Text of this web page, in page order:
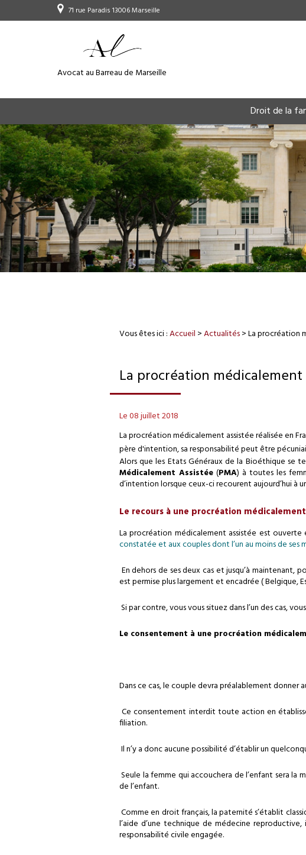
71 rue Paradis 13006 Marseille
Avocat au Barreau de Marseille
Droit de la
Vous êtes ici :Accueil >Actualités> La procréation
La procréation
Le 08 juillet 2018
La procréation médicalement assistée réalisée en
père d'intention, sa responsabilité peut être
Alors que les Etats Généraux de la Bioéthique se
Médicalement Assistée(PMA) à toutes les
d’intention lorsque ceux-ci recourent aujourd’hui à
Le recours à une procréation
La procréation médicalement assistée est ouverte
constatée et aux couples dont l’un au moins de ses
En dehors de ses deux cas et jusqu’à maintenant,
est permise plus largement et encadrée ( Belgique,
Si par contre, vous vous situez dans l’un des cas,
Le consentement à une procréation
Dans ce cas, le couple devra préalablement donner
Ce consentement interdit toute action en
filiation.
Il n’y a donc aucune possibilité d’établir un
Seule la femme qui accouchera de l’enfant sera
de l’enfant.
Comme en droit français, la paternité s’établit
l’aide d’une technique de médecine
responsabilité civile engagée.